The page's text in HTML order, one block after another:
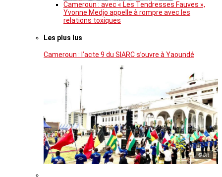
Cameroun : avec « Les Tendresses Fauves »,
Yvonne Medjo appelle à rompre avec les
relations toxiques
Les plus lus
Cameroun : l’acte 9 du SIARC s’ouvre à Yaoundé
© DR